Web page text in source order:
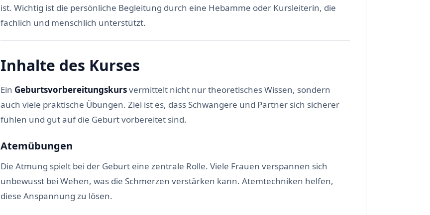
ist. Wichtig ist die persönliche Begleitung durch eine Hebamme oder Kursleiterin, die
fachlich und menschlich unterstützt.
Inhalte des Kurses
Ein Geburtsvorbereitungskursvermittelt nicht nur theoretisches Wissen, sondern
auch viele praktische Übungen. Ziel ist es, dass Schwangere und Partner sich sicherer
fühlen und gut auf die Geburt vorbereitet sind.
Atemübungen
Die Atmung spielt bei der Geburt eine zentrale Rolle. Viele Frauen verspannen sich
unbewusst bei Wehen, was die Schmerzen verstärken kann. Atemtechniken helfen,
diese Anspannung zu lösen.